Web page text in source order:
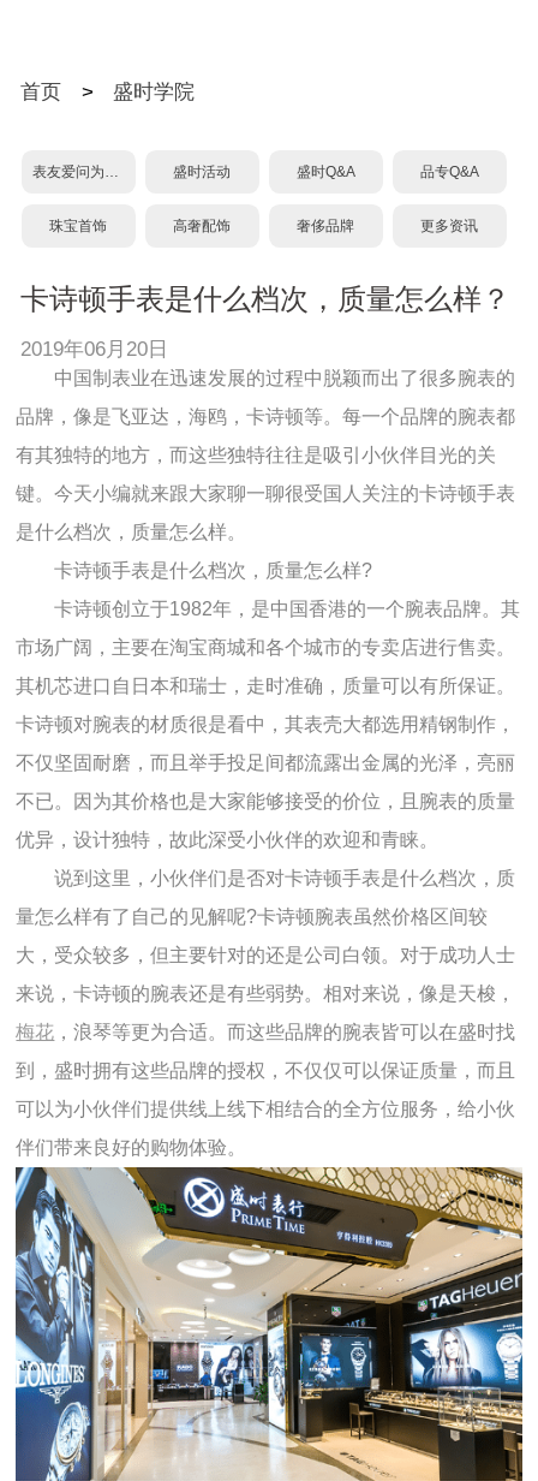
首页 > 盛时学院
表友爱问为什么？ 盛时活动 盛时Q&A 品专Q&A
珠宝首饰 高奢配饰 奢侈品牌 更多资讯
卡诗顿手表是什么档次，质量怎么样？
2019年06月20日
中国制表业在迅速发展的过程中脱颖而出了很多腕表的
品牌，像是飞亚达，海鸥，卡诗顿等。每一个品牌的腕表都
有其独特的地方，而这些独特往往是吸引小伙伴目光的关
键。今天小编就来跟大家聊一聊很受国人关注的卡诗顿手表
是什么档次，质量怎么样。
卡诗顿手表是什么档次，质量怎么样?
卡诗顿创立于1982年，是中国香港的一个腕表品牌。其
市场广阔，主要在淘宝商城和各个城市的专卖店进行售卖。
其机芯进口自日本和瑞士，走时准确，质量可以有所保证。
卡诗顿对腕表的材质很是看中，其表壳大都选用精钢制作，
不仅坚固耐磨，而且举手投足间都流露出金属的光泽，亮丽
不已。因为其价格也是大家能够接受的价位，且腕表的质量
优异，设计独特，故此深受小伙伴的欢迎和青睐。
说到这里，小伙伴们是否对卡诗顿手表是什么档次，质
量怎么样有了自己的见解呢?卡诗顿腕表虽然价格区间较
大，受众较多，但主要针对的还是公司白领。对于成功人士
来说，卡诗顿的腕表还是有些弱势。相对来说，像是天梭，
梅花 ，浪琴等更为合适。而这些品牌的腕表皆可以在盛时找
到，盛时拥有这些品牌的授权，不仅仅可以保证质量，而且
可以为小伙伴们提供线上线下相结合的全方位服务，给小伙
伴们带来良好的购物体验。